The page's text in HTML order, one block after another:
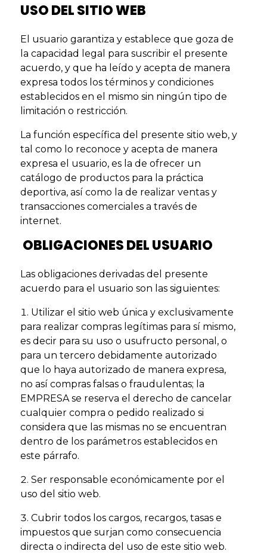
USO DEL SITIO WEB
El usuario garantiza y establece que goza de
la capacidad legal para suscribir el presente
acuerdo, y que ha leído y acepta de manera
expresa todos los términos y condiciones
establecidos en el mismo sin ningún tipo de
limitación o restricción.
La función específica del presente sitio web, y
tal como lo reconoce y acepta de manera
expresa el usuario, es la de ofrecer un
catálogo de productos para la práctica
deportiva, así como la de realizar ventas y
transacciones comerciales a través de
internet.
OBLIGACIONES DEL USUARIO
Las obligaciones derivadas del presente
acuerdo para el usuario son las siguientes:
Utilizar el sitio web única y exclusivamente
para realizar compras legítimas para sí mismo,
es decir para su uso o usufructo personal, o
para un tercero debidamente autorizado
que lo haya autorizado de manera expresa,
no así compras falsas o fraudulentas; la
EMPRESA se reserva el derecho de cancelar
cualquier compra o pedido realizado si
considera que las mismas no se encuentran
dentro de los parámetros establecidos en
este párrafo.
Ser responsable económicamente por el
uso del sitio web.
Cubrir todos los cargos, recargos, tasas e
impuestos que surjan como consecuencia
directa o indirecta del uso de este sitio web.